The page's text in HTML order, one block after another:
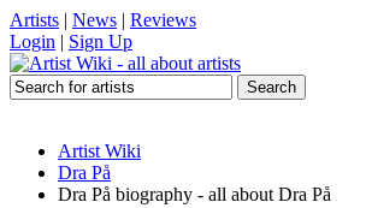
Artists | News | Reviews
Login | Sign Up
Artist Wiki
Dra På
Dra På biography - all about Dra På